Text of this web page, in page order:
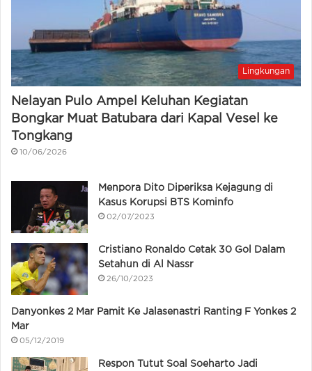
Lingkungan
Nelayan Pulo Ampel Keluhan Kegiatan
Bongkar Muat Batubara dari Kapal Vesel ke
Tongkang
10/06/2026
Menpora Dito Diperiksa Kejagung di
Kasus Korupsi BTS Kominfo
02/07/2023
Cristiano Ronaldo Cetak 30 Gol Dalam
Setahun di Al Nassr
26/10/2023
Danyonkes 2 Mar Pamit Ke Jalasenastri Ranting F Yonkes 2
Mar
05/12/2019
Respon Tutut Soal Soeharto Jadi